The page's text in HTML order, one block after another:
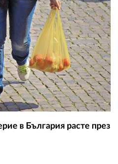
в България расте през